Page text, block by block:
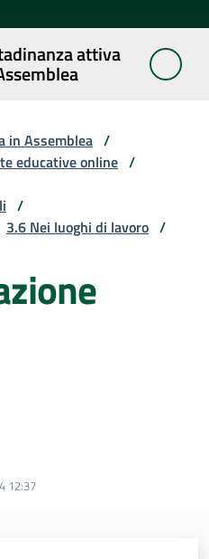
attiva
in Assemblea /
educative online /
/
3.6 Nei luoghi di lavoro /
12:37